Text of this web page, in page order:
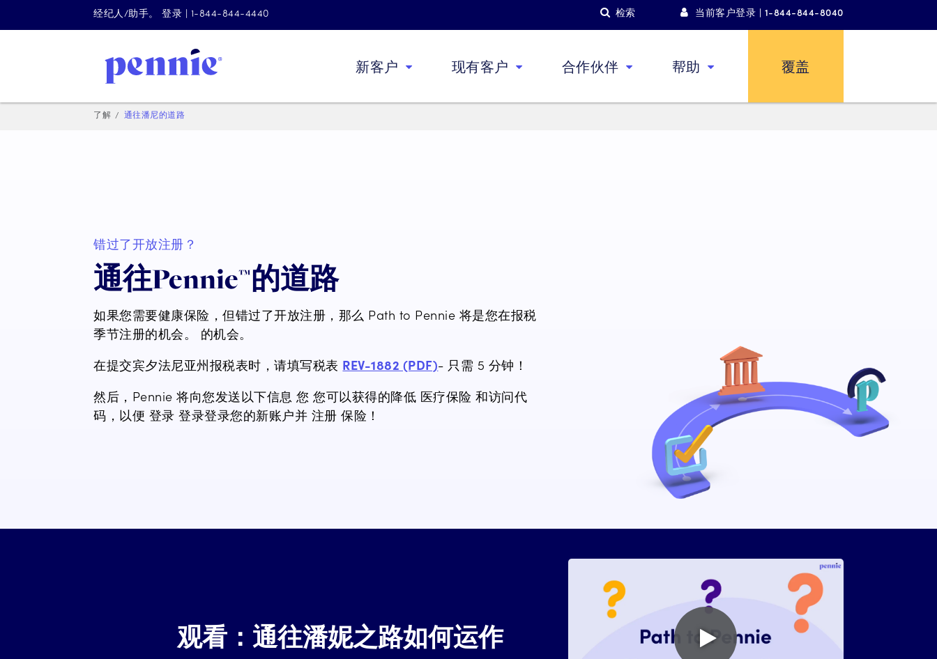
经纪人/助手。 登录 | 1-844-844-4440 检索 当前客户登录 | 1-844-844-8040
新客户 现有客户 合作伙伴 帮助 覆盖
了解 通往潘尼的道路
错过了开放注册？
通往Pennie™的道路
如果您需要健康保险，但错过了开放注册，那么 Path to Pennie 将是您在报税
季节注册的机会。 的机会。
在提交宾夕法尼亚州报税表时，请填写税表 REV-1882 (PDF)- 只需 5 分钟！
然后，Pennie 将向您发送以下信息您您可以获得的降低 医疗保险和访问代
码，以便 登录登录登录您的新账户并 注册保险！
观看：通往潘妮之路如何运作 Play